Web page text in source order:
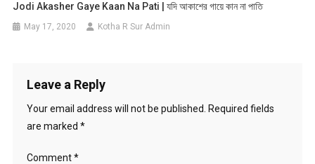
Jodi Akasher Gaye Kaan Na Pati | যদি আকাশের গায়ে কান না পাতি
May 17, 2020 Kotha R Sur Admin
Leave a Reply
Your email address will not be published.
Required fields
are marked *
Comment*